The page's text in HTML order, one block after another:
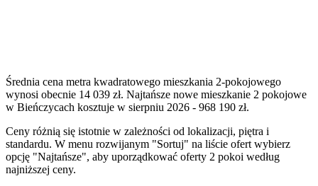
Średnia cena metra kwadratowego mieszkania 2-pokojowego
wynosi obecnie 14 039 zł. Najtańsze nowe mieszkanie 2 pokojowe
w Bieńczycach kosztuje w sierpniu 2026 - 968 190 zł.
Ceny różnią się istotnie w zależności od lokalizacji, piętra i
standardu. W menu rozwijanym "Sortuj" na liście ofert wybierz
opcję "Najtańsze", aby uporządkować oferty 2 pokoi według
najniższej ceny.